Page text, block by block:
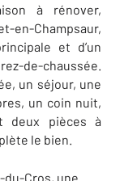
à rénover,
en-Champsaur,
et d’un
chaussée.
un séjour, une
un coin nuit,
deux pièces à
le bien.
Cros, une